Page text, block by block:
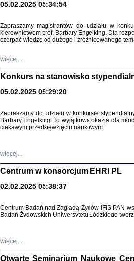
05.02.2025 05:34:54
Zapraszamy magistrantów do udziału w
kierownictwem prof. Barbary Engelking. Dla
czerpać wiedzę od dużego i zróżnicowanego
więcej...
Konkurs na stanowisko
05.02.2025 05:29:20
Zapraszamy do udziału w konkursie
Barbary Engelking. To wyjątkowa okazja dla
ciekawym przedsięwzięciu naukowym
więcej...
Centrum w konsorcjum EHRI PL
02.02.2025 05:38:37
Centrum Badań nad Zagładą Żydów IFiS PAN
Badań Żydowskich Uniwersytetu Łódzkiego
więcej...
Otwarte Seminarium Naukowe